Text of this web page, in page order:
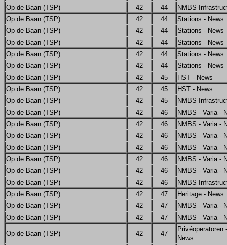
Op de Baan (TSP) 42 44
NMBS
Op de Baan (TSP)
42 44
Stations - News
Op de Baan (TSP)
42 44
Stations - News
Op de Baan (TSP)
42 44
Stations - News
Op de Baan (TSP)
42 44
Stations - News
Op de Baan (TSP)
42 44
Stations - News
Op de Baan (TSP)
42 45
HST - News
Op de Baan (TSP)
42 45
HST - News
Op de Baan (TSP)
42 45
NMBS
Op de Baan (TSP)
42 46
NMBS - Varia -
Op de Baan (TSP)
42 46
NMBS - Varia -
Op de Baan (TSP)
42 46
NMBS - Varia -
Op de Baan (TSP)
42 46
NMBS - Varia -
Op de Baan (TSP)
42 46
NMBS - Varia -
Op de Baan (TSP)
42 46
NMBS - Varia -
Op de Baan (TSP)
42 46
NMBS
Op de Baan (TSP)
42 47
Heritage - News
Op de Baan (TSP)
42 47
NMBS - Varia -
Op de Baan (TSP)
42 47 NMBS - Varia -
Op de Baan (TSP) 42 47
Privéoperatoren
News